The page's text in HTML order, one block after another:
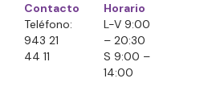
Contacto
Teléfono:
943 21
44 11
Horario
L-V 9:00
– 20:30
S 9:00 –
14:00